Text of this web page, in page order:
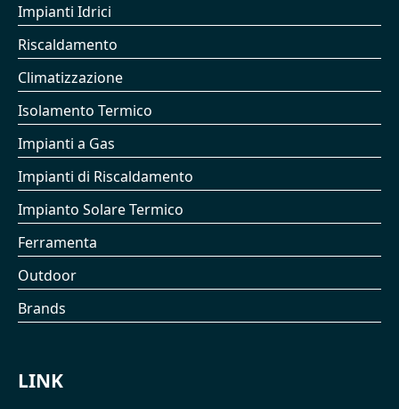
Impianti Idrici
Riscaldamento
Climatizzazione
Isolamento Termico
Impianti a Gas
Impianti di Riscaldamento
Impianto Solare Termico
Ferramenta
Outdoor
Brands
LINK